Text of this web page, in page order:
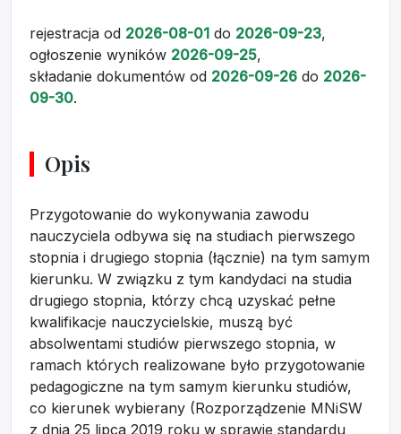
rejestracja od 2026-08-01 do 2026-09-23,
ogłoszenie wyników 2026-09-25,
składanie dokumentów od 2026-09-26 do 2026-
09-30.
Opis
Przygotowanie do wykonywania zawodu
nauczyciela odbywa się na studiach pierwszego
stopnia i drugiego stopnia (łącznie) na tym samym
kierunku. W związku z tym kandydaci na studia
drugiego stopnia, którzy chcą uzyskać pełne
kwalifikacje nauczycielskie, muszą być
absolwentami studiów pierwszego stopnia, w
ramach których realizowane było przygotowanie
pedagogiczne na tym samym kierunku studiów,
co kierunek wybierany (Rozporządzenie MNiSW
z dnia 25 lipca 2019 roku w sprawie standardu